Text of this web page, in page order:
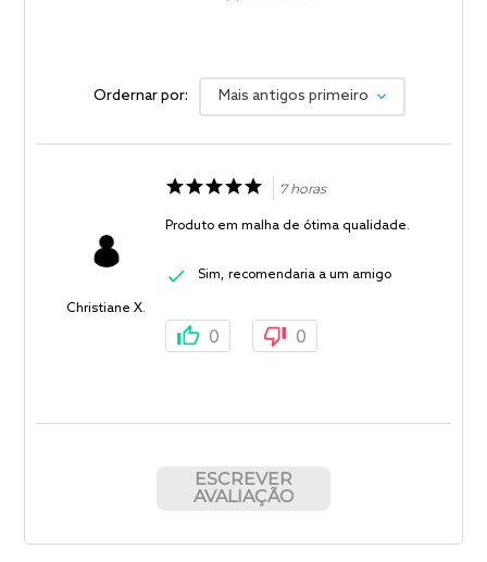
Ordernar por: Mais antigos primeiro
Christiane X.
7 horas
Produto em malha de ótima qualidade.
Sim, recomendaria a um amigo
0 0
ESCREVER
AVALIAÇÃO